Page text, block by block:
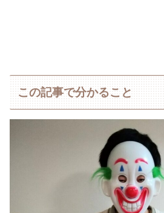
この記事で分かること